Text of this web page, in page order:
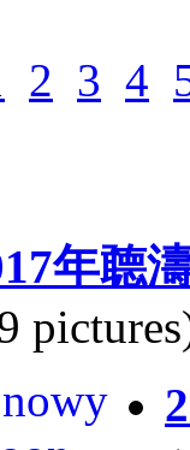
2 3 4
年聼